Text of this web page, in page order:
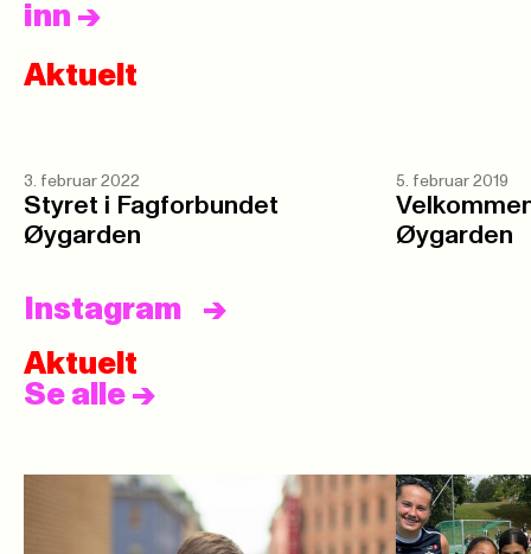
inn ->
Aktuelt
3. februar 2022
Styret i Fagforbundet
Øygarden
5. februar 2019
Øygarden
Instagram
Aktuelt
Se alle ->